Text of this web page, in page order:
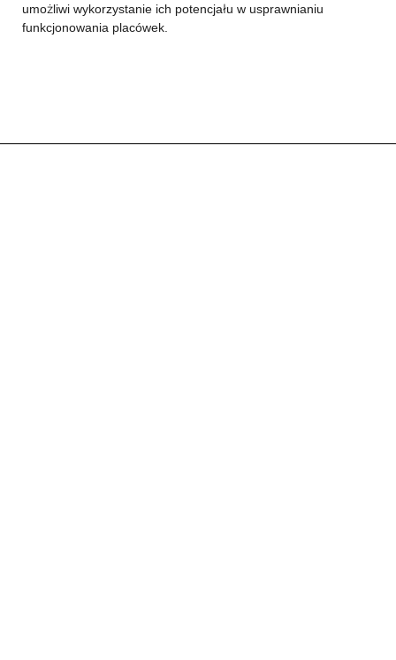
umożliwi wykorzystanie ich potencjału w usprawnianiu
funkcjonowania placówek.